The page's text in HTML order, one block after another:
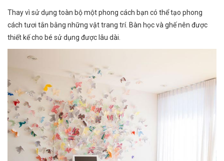
Thay vì sử dụng toàn bộ một phong cách bạn có thể tạo phong
cách tươi tắn bằng những vật trang trí. Bàn học và ghế nên được
thiết kế cho bé sử dụng được lâu dài.